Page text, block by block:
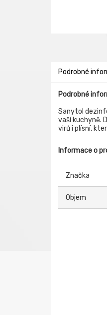
Podrobné
Podrobné
Sanytol
vaší kuchyně.
virů i plísní,
Informace o
Značka
Objem